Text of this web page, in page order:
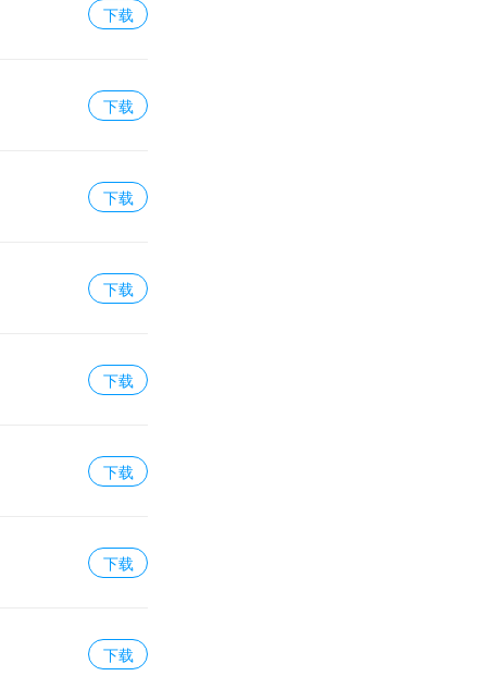
下载
下载
下载
下载
下载
下载
下载
下载